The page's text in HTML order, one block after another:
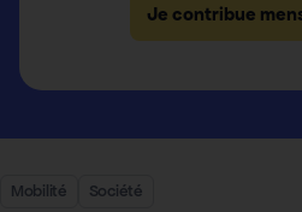
Je contribue
Mobilité Société